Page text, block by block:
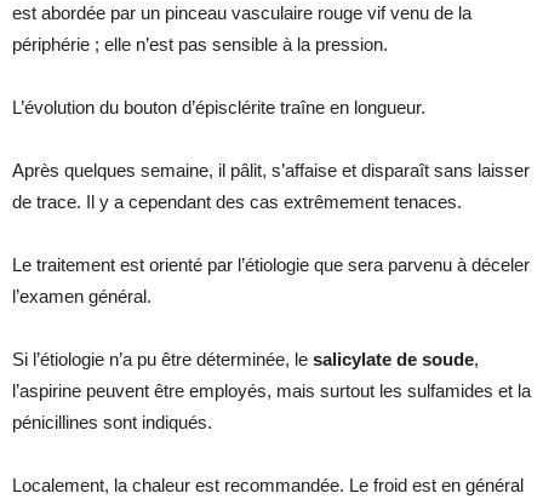
est abordée par un pinceau vasculaire rouge vif venu de la
périphérie ; elle n’est pas sensible à la pression.
L’évolution du bouton d’épisclérite traîne en longueur.
Après quelques semaine, il pâlit, s’affaise et disparaît sans laisser
de trace. Il y a cependant des cas extrêmement tenaces.
Le traitement est orienté par l’étiologie que sera parvenu à déceler
l’examen général.
Si l’étiologie n’a pu être déterminée, le salicylate de soude,
l’aspirine peuvent être employés, mais surtout les sulfamides et la
pénicillines sont indiqués.
Localement, la chaleur est recommandée. Le froid est en général